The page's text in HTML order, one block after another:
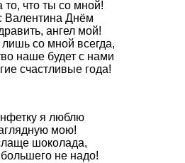
то, что ты со мной!
Валентина Днём
ангел мой!
со мной всегда,
наше будет с нами
счастливые года!
я люблю
мою!
шоколада,
не надо!